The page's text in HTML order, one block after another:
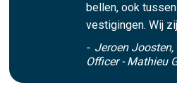
bellen, ook
vestigingen. Wij
- Jeroen Joosten,
Officer - Mathieu